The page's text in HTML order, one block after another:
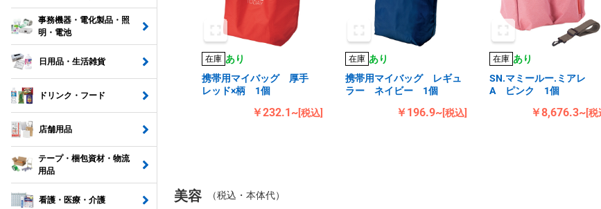
事務機器・電化製品・照
明・電池
日用品・生活雑貨
ドリンク・フード
店舗用品
テープ・梱包資材・物流
用品
看護・医療・介護
在庫 あり
携帯用マイバッグ 厚手
レッド×柄 1個
￥232.1~[税込]
在庫 あり
携帯用マイバッグ レギュ
ラー ネイビー 1個
￥196.9~[税込]
在庫 あり
SN.マミールー.ミアレ
A ピンク 1個
￥8,676.3~[税
美容 （税込・本体代）